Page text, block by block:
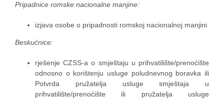
Pripadnice romske nacionalne manjine:
izjava osobe o pripadnosti romskoj nacionalnoj manjini
Beskućnice:
rješenje CZSS-a o smještaju u prihvatilište/prenoćište
odnosno o korištenju usluge poludnevnog boravka ili
Potvrda pružatelja usluge smještaja u
prihvatilište/prenoćište ili pružatelja usluge